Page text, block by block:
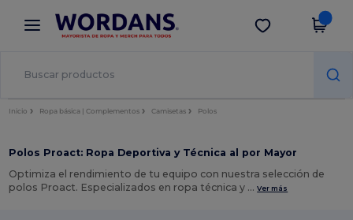
× App de Wordans
¡Mejores precios en app!
Descargar app
Inicio Ropa básica | Complementos Camisetas Polos
Polos Proact: Ropa Deportiva y Técnica al por Mayor
Optimiza el rendimiento de tu equipo con nuestra selección de
polos Proact. Especializados en ropa técnica y …Ver más